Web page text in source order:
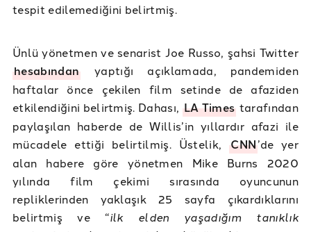
tespit edilemediğini belirtmiş.
Ünlü yönetmen ve senarist Joe Russo, şahsi Twitter
hesabından yaptığı açıklamada, pandemiden
haftalar önce çekilen film setinde de afaziden
etkilendiğini belirtmiş. Dahası, LA Times tarafından
paylaşılan haberde de Willis’in yıllardır afazi ile
mücadele ettiği belirtilmiş. Üstelik,CNN’de yer
alan habere göre yönetmen Mike Burns 2020
yılında film çekimi sırasında oyuncunun
repliklerinden yaklaşık 25 sayfa çıkardıklarını
belirtmiş ve “ilk elden yaşadığım tanıklık